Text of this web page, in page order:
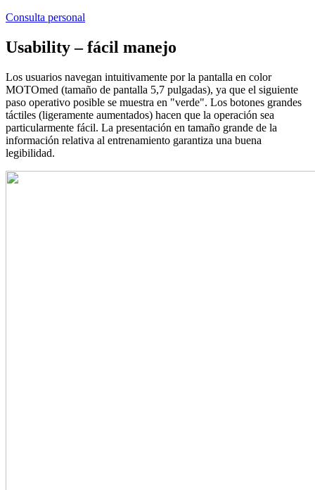
Consulta personal
Usability – fácil manejo
Los usuarios navegan intuitivamente por la pantalla en color
MOTOmed (tamaño de pantalla 5,7 pulgadas), ya que el siguiente
paso operativo posible se muestra en "verde". Los botones grandes
táctiles (ligeramente aumentados) hacen que la operación sea
particularmente fácil. La presentación en tamaño grande de la
información relativa al entrenamiento garantiza una buena
legibilidad.